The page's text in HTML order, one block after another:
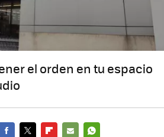
el orden en tu espacio